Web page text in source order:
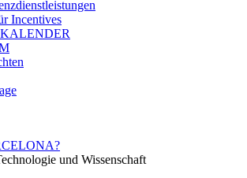
Incentives
und Wissenschaft